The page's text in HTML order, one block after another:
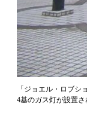
「ジョエル・ロブ
4基のガス灯が設置さ